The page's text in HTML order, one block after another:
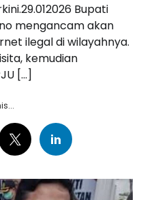
Bupati
mengancam akan
ilegal di wilayahnya.
kemudian
[…]